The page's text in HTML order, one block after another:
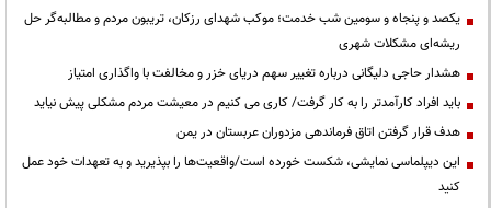
یکصد و پنجاه و سومین شب خدمت؛ موکب شهدای رزکان، تریبون مردم و مطالبه‌گر حل
ریشه‌ای مشکلات شهری
هشدار حاجی دلیگانی درباره تغییر سهم دریای خزر و مخالفت با واگذاری امتیاز
باید افراد کارآمدتر را به کار گرفت/ کاری می کنیم در معیشت مردم مشکلی پیش نیاید
هدف قرار گرفتن اتاق‌ فرماندهی مزدوران عربستان در یمن
این دیپلماسی نمایشی، شکست خورده است/واقعیت‌ها را بپذیرید و به تعهدات خود عمل
کنید